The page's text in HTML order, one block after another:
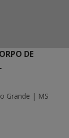
DE
Grande | MS